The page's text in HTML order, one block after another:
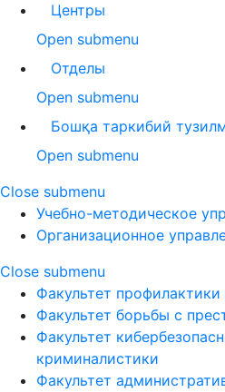
Центры
Open submenu
Отделы
Open submenu
Бошқа таркибий
Open submenu
Close submenu
Учебно-методическое
Организационное
Close submenu
Факультет
Факультет борьбы с
Факультет
криминалистики
Факультет